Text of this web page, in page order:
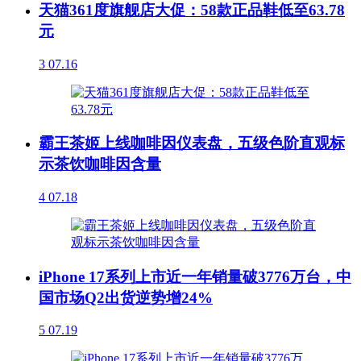
天猫361度旗舰店大促：58款正品鞋低至63.78
元
3 07.16
霸王茶姬上线咖啡因仪表盘，五级色阶直观标
示茶饮咖啡因含量
4 07.18
iPhone 17系列上市近一年销量破3776万台，中
国市场Q2出货逆势增24%
5 07.19